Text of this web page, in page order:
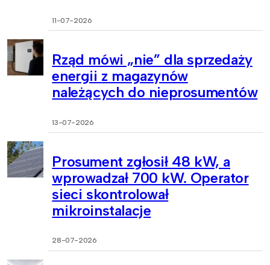
11-07-2026
Rząd mówi „nie” dla sprzedaży
energii z magazynów
należących do nieprosumentów
13-07-2026
Prosument zgłosił 48 kW, a
wprowadzał 700 kW. Operator
sieci skontrolował
mikroinstalacje
28-07-2026